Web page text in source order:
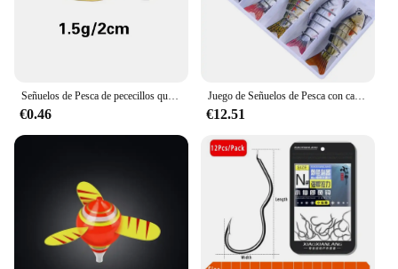
Señuelos de Pesca de pececillos que se hunden, cebo duro profesional, Jerkbait, Lucio, Carkbait, Wobblers, Swimbait, 52mm, 4,5g, modelo popular de Japón
€0.46
Juego de Señuelos de Pesca con caja, cebos duros articulados, Wobblers, Swimbait, Crankbait, Swim Bass, Lucio, hundimiento, 6 unidades
€12.51